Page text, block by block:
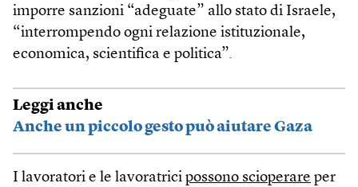
imporre sanzioni “adeguate” allo stato di Israele,
“interrompendo ogni relazione istituzionale,
economica, scientifica e politica”.
Leggi anche
Anche un piccolo gesto può aiutare Gaza
I lavoratori e le lavoratrici possono scioperare per